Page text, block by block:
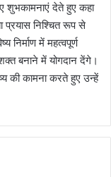
शुभकामनाएं देते हुए कहा
प्रयास निश्चित रूप से
निर्माण में महत्वपूर्ण
बनाने में योगदान देंगे।
की कामना करते हुए उन्हें